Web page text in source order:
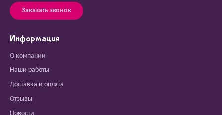
Заказать звонок
Информация
О компании
Наши работы
Доставка и оплата
Отзывы
Новости